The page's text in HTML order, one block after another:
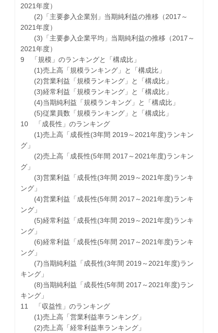
2021年度）
(2)「主要参入企業別」当期純利益の推移（2017～
2021年度）
(3)「主要参入企業平均」当期純利益の推移（2017～
2021年度）
9 「規模」のランキングと「構成比」
(1)売上高「規模ランキング」と「構成比」
(2)営業利益「規模ランキング」と「構成比」
(3)経常利益「規模ランキング」と「構成比」
(4)当期純利益「規模ランキング」と「構成比」
(5)従業員数「規模ランキング」と「構成比」
10 「成長性」のランキング
(1)売上高「成長性(3年間 2019～2021年度)ランキン
グ」
(2)売上高「成長性(5年間 2017～2021年度)ランキン
グ」
(3)営業利益「成長性(3年間 2019～2021年度)ランキ
ング」
(4)営業利益「成長性(5年間 2017～2021年度)ランキ
ング」
(5)経常利益「成長性(3年間 2019～2021年度)ランキ
ング」
(6)経常利益「成長性(5年間 2017～2021年度)ランキ
ング」
(7)当期純利益「成長性(3年間 2019～2021年度)ラン
キング」
(8)当期純利益「成長性(5年間 2017～2021年度)ラン
キング」
11 「収益性」のランキング
(1)売上高「営業利益率ランキング」
(2)売上高「経常利益率ランキング」